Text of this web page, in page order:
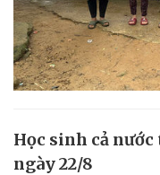
Học sinh cả
ngày 22/8